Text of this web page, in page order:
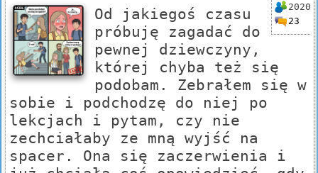
2020
23
Od jakiegoś czasu
próbuję zagadać do
pewnej dziewczyny,
której chyba też się
podobam. Zebrałem się w
sobie i podchodzę do niej po
lekcjach i pytam, czy nie
zechciałaby ze mną wyjść na
spacer. Ona się zaczerwienia i